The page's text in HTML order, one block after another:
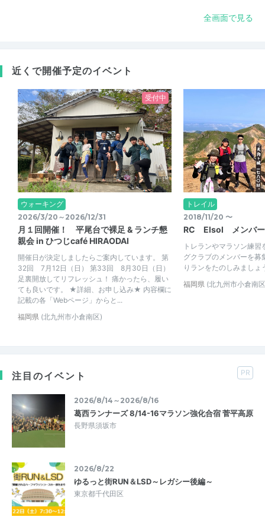
全画面で見る
近くで開催予定のイベント
受付中
ウォーキング
2026/3/20～2026/12/31
月１回開催！ 平尾台で裸足 & ランチ懇
親会 in ひつじcafé HIRAODAI
開催日が決定しましたらご案内しています。 第
32回 7月12日（日） 第33回 8月30日（日）
足裏開放してリフレッシュ！ 痛かったら、履い
ても良いです。 ★詳細、お申し込み★ 内容欄に
記載の各「Webページ」からと...
福岡県 (北九州市小倉南区)
トレイル
2018/11/20 〜
RC Elsol メンバー
トレランやマラソン練
グクラブのメンバーを募
りランをたのしみましょ
福岡県 (北九州市小倉南
注目のイベント PR
2026/8/14～2026/8/16
葛西ランナーズ 8/14-16マラソン強化合宿 菅平高原
長野県須坂市
2026/8/22
ゆるっと街RUN＆LSD～レガシー後編～
東京都千代田区